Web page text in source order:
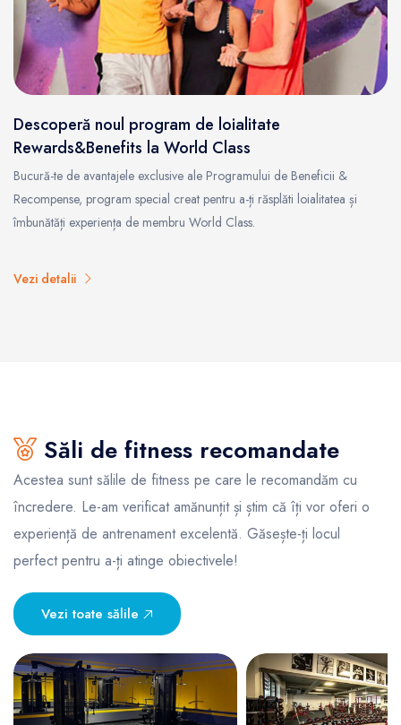
Descoperă noul program de loialitate
Rewards&Benefits la World Class
Bucură-te de avantajele exclusive ale Programului de Beneficii &
Recompense, program special creat pentru a-ți răsplăti loialitatea și
îmbunătăți experiența de membru World Class.
Vezi detalii
Săli de fitness recomandate
Acestea sunt sălile de fitness pe care le recomandăm cu
încredere. Le-am verificat amănunțit și știm că îți vor oferi o
experiență de antrenament excelentă. Găsește-ți locul
perfect pentru a-ți atinge obiectivele!
Vezi toate sălile